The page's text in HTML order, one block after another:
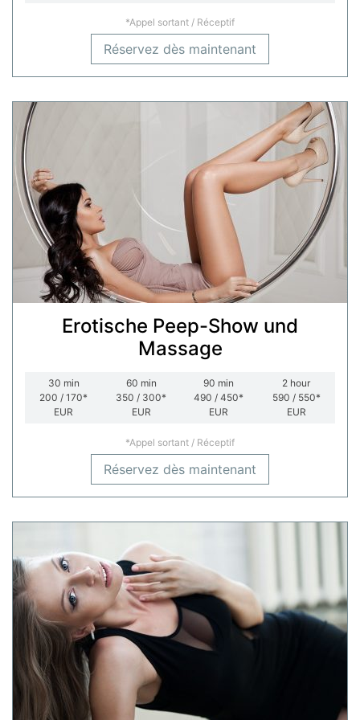
*Appel sortant / Réceptif
Réservez dès maintenant
Erotische Peep-Show und
Massage
30 min
200 / 170*
EUR
60 min
350 / 300*
EUR
90 min
490 / 450*
EUR
2 hour
590 / 550*
EUR
*Appel sortant / Réceptif
Réservez dès maintenant